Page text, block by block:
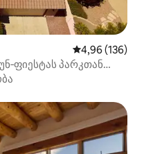
საშუალო
4,96 (136)
პარკთან